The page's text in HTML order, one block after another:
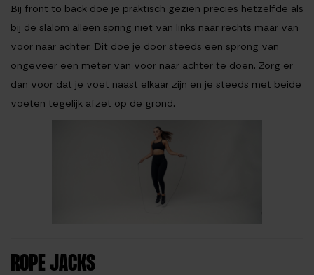
Bij front to back doe je praktisch gezien precies hetzelfde als
bij de slalom alleen spring niet van links naar rechts maar van
voor naar achter. Dit doe je door steeds een sprong van
ongeveer een meter van voor naar achter te doen. Zorg er
dan voor dat je voet naast elkaar zijn en je steeds met beide
voeten tegelijk afzet op de grond.
ROPE JACKS